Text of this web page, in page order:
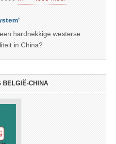
hardnekkige westerse
in China?
BELGIË-CHINA